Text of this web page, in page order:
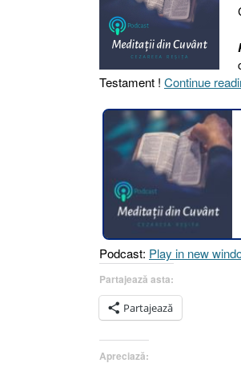
Testament ! Continue
Podcast: Play in new
Partajează asta:
Partajează
Apreciază: